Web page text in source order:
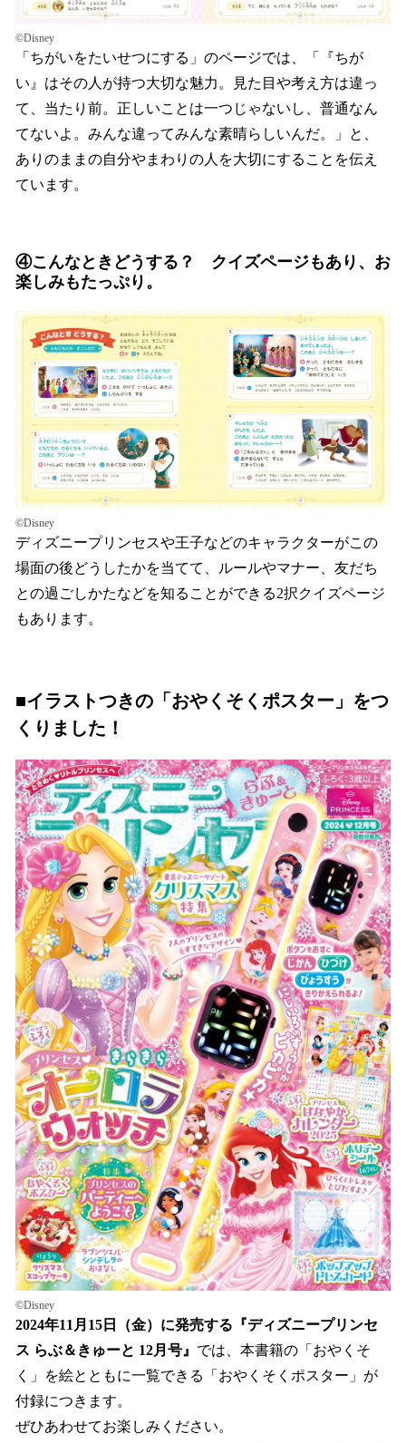
©Disney
「ちがいをたいせつにする」のページでは、「『ちが
い』はその人が持つ大切な魅力。見た目や考え方は違っ
て、当たり前。正しいことは一つじゃないし、普通なん
てないよ。みんな違ってみんな素晴らしいんだ。」と、
ありのままの自分やまわりの人を大切にすることを伝え
ています。
④こんなときどうする？ クイズページもあり、お
楽しみもたっぷり。
©Disney
ディズニープリンセスや王子などのキャラクターがこの
場面の後どうしたかを当てて、ルールやマナー、友だち
との過ごしかたなどを知ることができる2択クイズページ
もあります。
■イラストつきの「おやくそくポスター」をつ
くりました！
©Disney
2024年11月15日（金）に発売する『ディズニープリンセ
ス らぶ＆きゅーと 12月号』 では、本書籍の「おやくそ
く」を絵とともに一覧できる「おやくそくポスター」が
付録につきます。
ぜひあわせてお楽しみください。